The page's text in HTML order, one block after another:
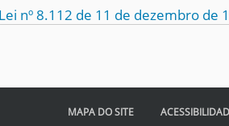
Lei nº 8.112 de 11 de dezembro de
MAPA DO SITE